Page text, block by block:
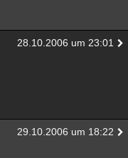
28.10.2006 um 23:01
29.10.2006 um 18:22